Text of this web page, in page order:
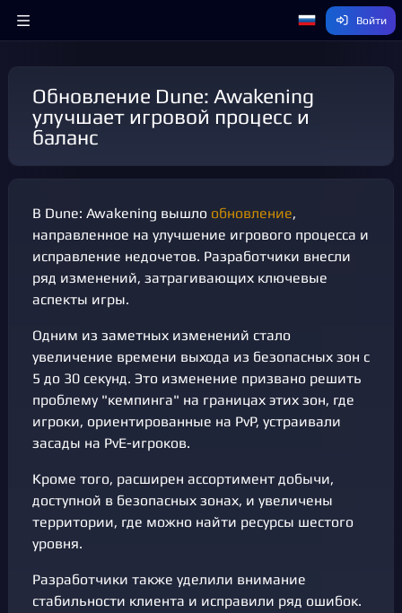
Войти
Обновление Dune: Awakening
улучшает игровой процесс и
баланс
В Dune: Awakening вышло обновление,
направленное на улучшение игрового процесса и
исправление недочетов. Разработчики внесли
ряд изменений, затрагивающих ключевые
аспекты игры.
Одним из заметных изменений стало
увеличение времени выхода из безопасных зон с
5 до 30 секунд. Это изменение призвано решить
проблему "кемпинга" на границах этих зон, где
игроки, ориентированные на PvP, устраивали
засады на PvE-игроков.
Кроме того, расширен ассортимент добычи,
доступной в безопасных зонах, и увеличены
территории, где можно найти ресурсы шестого
уровня.
Разработчики также уделили внимание
стабильности клиента и исправили ряд ошибок.